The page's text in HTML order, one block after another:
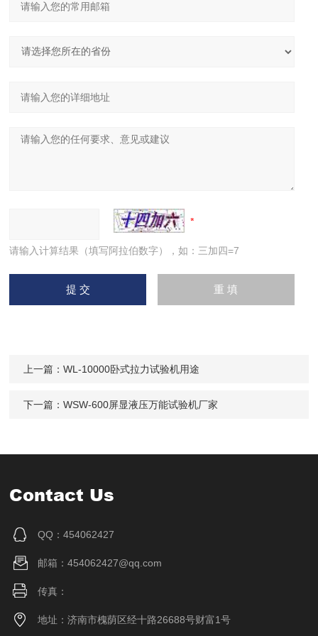
请输入计算结果（填写阿拉伯数字），如：三加四=7
上一篇：WL-10000卧式拉力试验机用途
下一篇：WSW-600屏显液压万能试验机厂家
Contact Us
QQ：454062427
邮箱：454062427@qq.com
传真：
地址：济南市槐荫区经十路26688号财富1号